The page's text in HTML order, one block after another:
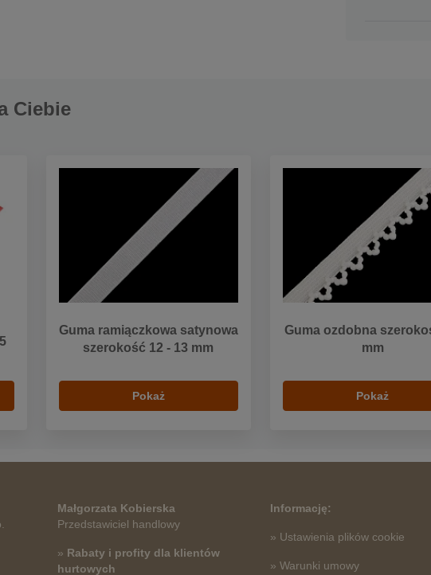
Ciebie
Guma ramiączkowa satynowa
szerokość 12 - 13 mm
Pokaż
Guma ozdobna
mm
Pokaż
Małgorzata Kobierska
Przedstawiciel handlowy
» Rabaty i profity dla klientów
hurtowych
Informację:
» Ustawienia plików cookie
» Warunki umowy